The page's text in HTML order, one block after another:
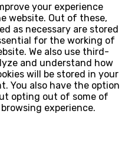
your experience
website. Out of these,
as necessary are stored
for the working of
We also use third-
and understand how
will be stored in your
You also have the option
opting out of some of
experience.